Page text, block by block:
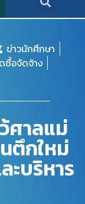
ข่าวนักศึกษา
ซื้อจัดจ้าง
ศาลแม่
ตึกใหม่
ะบริหาร